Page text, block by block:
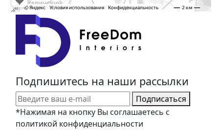
Подпишитесь на наши рассылки
Подписаться
*Нажимая на кнопку Вы соглашаетесь с
политикой конфиденциальности